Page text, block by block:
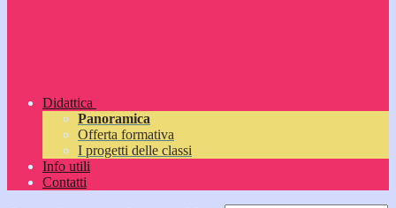
Didattica
Panoramica
Offerta formativa
I progetti delle classi
Info utili
Contatti